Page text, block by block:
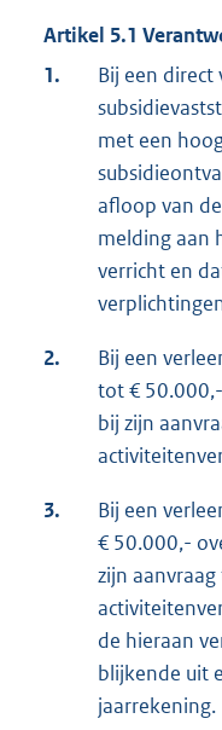
Artikel 5.1
1.
Bij een
met een
afloop van
melding aan
verricht en
2.
Bij een
tot €
bij zijn
3.
Bij een
€ 50.000,-
zijn
de hieraan
blijkende uit
jaarrekening.